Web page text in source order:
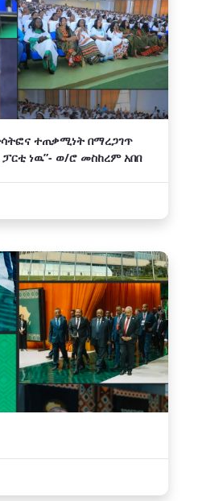
ተጠቃሚነት በማረጋገጥ
ነዉ”- ወ/ሮ መስከረም አበበ